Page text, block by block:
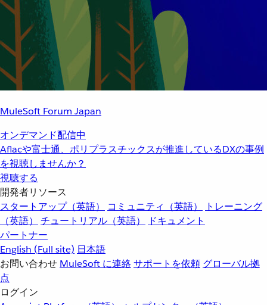
MuleSoft Forum Japan
オンデマンド配信中
Aflacや富士通、ポリプラスチックスが推進しているDXの事例
を視聴しませんか？
視聴する
開発者リソース
スタートアップ（英語）
コミュニティ（英語）
トレーニング
（英語）
チュートリアル（英語）
ドキュメント
パートナー
English (Full site) 日本語
お問い合わせ MuleSoft に連絡サポートを依頼 グローバル拠
点
ログイン